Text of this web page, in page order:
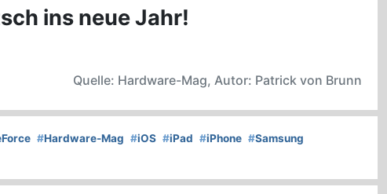
ins neue Jahr!
Quelle: Hardware-Mag, Autor: Patrick von Brunn
#Hardware-Mag #iOS #iPad #iPhone #Samsung